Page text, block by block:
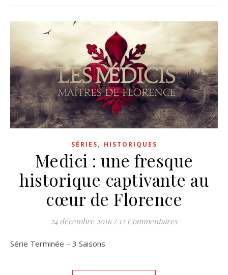
SÉRIES, HISTORIQUES
Medici : une fresque
historique captivante au
cœur de Florence
24 décembre 2016 / 12 Commentaires
Série Terminée – 3 Saisons